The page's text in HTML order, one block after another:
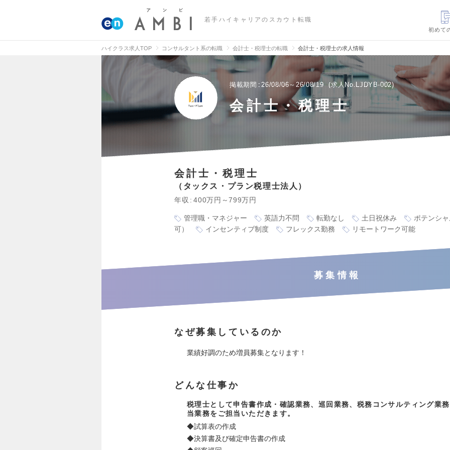
若手ハイキャリアのスカウト転職
初めて
ハイクラス求人TOP コンサルタント系の転職 会計士・税理士の転職 会計士・税理士の求人情報
掲載期間 26/08/06～26/08/19 求人No.LJDYB-002
会計士・税理士
会計士・税理士
タックス・プラン税理士法人
年収 400万円～799万円
管理職・マネジャー 英語力不問 転勤なし 土日祝休み
ポテンシ
可）
インセンティブ制度 フレックス勤務 リモートワーク可能
募集情報
なぜ募集しているのか
業績好調のため増員募集となります！
どんな仕事か
税理士として申告書作成・確認業務、巡回業務、税務コンサルティング業
当業務をご担当いただきます。
◆試算表の作成
◆決算書及び確定申告書の作成